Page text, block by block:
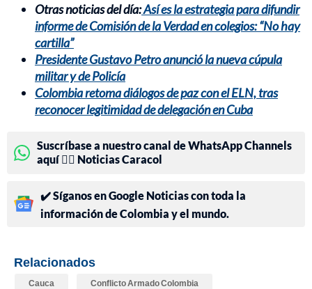
Otras noticias del día:Así es la estrategia para difundir
informe de Comisión de la Verdad en colegios: “No hay
cartilla”
Presidente Gustavo Petro anunció la nueva cúpula
militar y de Policía
Colombia retoma diálogos de paz con el ELN, tras
reconocer legitimidad de delegación en Cuba
Suscríbase a nuestro canal de WhatsApp Channels
aquí 👉🏻 Noticias Caracol
✔️ Síganos en Google Noticias con toda la
información de Colombia y el mundo.
Relacionados
Cauca Conflicto Armado Colombia